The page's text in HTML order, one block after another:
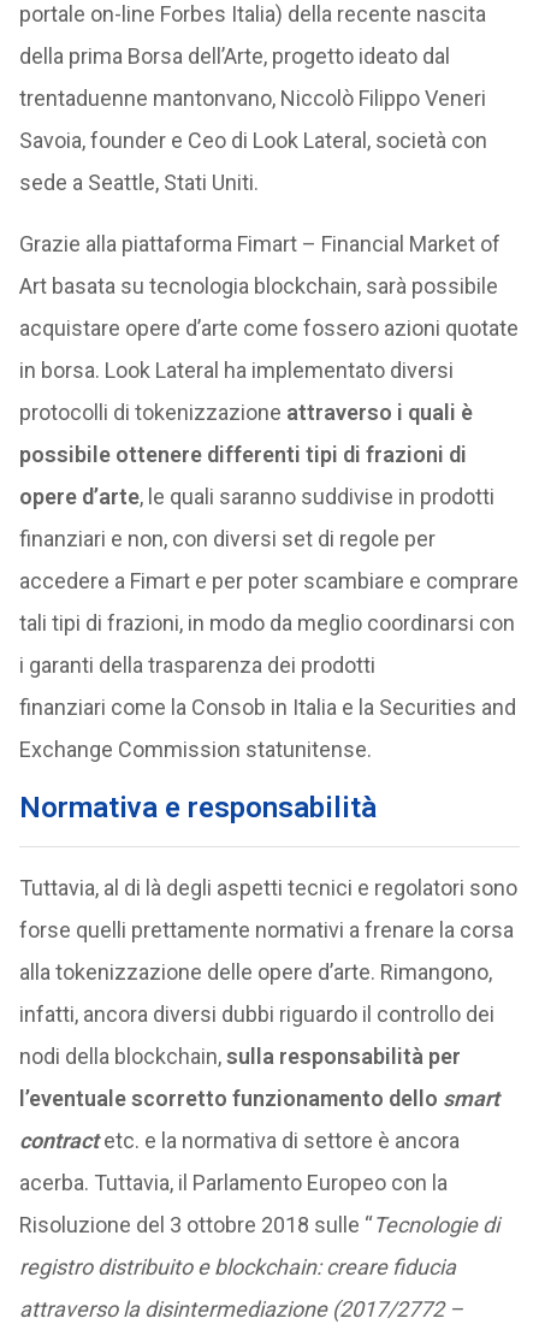
portale on-line Forbes Italia) della recente nascita
della prima Borsa dell’Arte, progetto ideato dal
trentaduenne mantonvano, Niccolò Filippo Veneri
Savoia, founder e Ceo di Look Lateral, società con
sede a Seattle, Stati Uniti.
Grazie alla piattaforma Fimart – Financial Market of
Art basata su tecnologia blockchain, sarà possibile
acquistare opere d’arte come fossero azioni quotate
in borsa. Look Lateral ha implementato diversi
protocolli di tokenizzazione attraverso i quali è
possibile ottenere differenti tipi di frazioni di
opere d’arte, le quali saranno suddivise in prodotti
finanziari e non, con diversi set di regole per
accedere a Fimart e per poter scambiare e comprare
tali tipi di frazioni, in modo da meglio coordinarsi con
i garanti della trasparenza dei prodotti
finanziari come la Consob in Italia e la Securities and
Exchange Commission statunitense.
Normativa e responsabilità
Tuttavia, al di là degli aspetti tecnici e regolatori sono
forse quelli prettamente normativi a frenare la corsa
alla tokenizzazione delle opere d’arte. Rimangono,
infatti, ancora diversi dubbi riguardo il controllo dei
nodi della blockchain,sulla responsabilità per
l’eventuale scorretto funzionamento dello smart
contract etc. e la normativa di settore è ancora
acerba. Tuttavia, il Parlamento Europeo con la
Risoluzione del 3 ottobre 2018 sulle “Tecnologie di
registro distribuito e blockchain: creare fiducia
attraverso la disintermediazione (2017/2772 –